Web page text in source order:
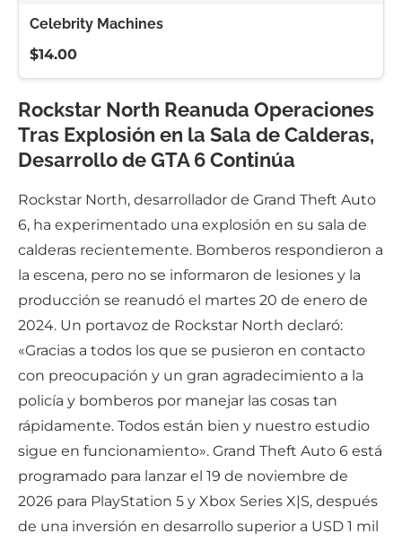
Celebrity Machines
$14.00
Rockstar North Reanuda Operaciones
Tras Explosión en la Sala de Calderas,
Desarrollo de GTA 6 Continúa
Rockstar North, desarrollador de Grand Theft Auto
6, ha experimentado una explosión en su sala de
calderas recientemente. Bomberos respondieron a
la escena, pero no se informaron de lesiones y la
producción se reanudó el martes 20 de enero de
2024. Un portavoz de Rockstar North declaró:
«Gracias a todos los que se pusieron en contacto
con preocupación y un gran agradecimiento a la
policía y bomberos por manejar las cosas tan
rápidamente. Todos están bien y nuestro estudio
sigue en funcionamiento». Grand Theft Auto 6 está
programado para lanzar el 19 de noviembre de
2026 para PlayStation 5 y Xbox Series X|S, después
de una inversión en desarrollo superior a USD 1 mil